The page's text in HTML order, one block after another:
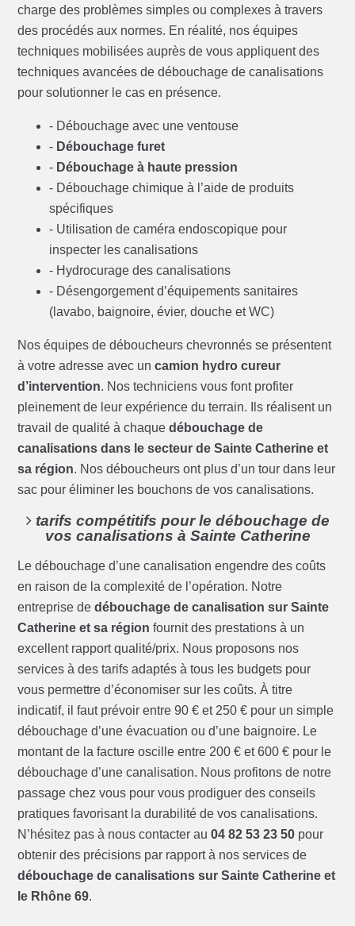
charge des problèmes simples ou complexes à travers
des procédés aux normes. En réalité, nos équipes
techniques mobilisées auprès de vous appliquent des
techniques avancées de débouchage de canalisations
pour solutionner le cas en présence.
- Débouchage avec une ventouse
- Débouchage furet
- Débouchage à haute pression
- Débouchage chimique à l’aide de produits
spécifiques
- Utilisation de caméra endoscopique pour
inspecter les canalisations
- Hydrocurage des canalisations
- Désengorgement d’équipements sanitaires
(lavabo, baignoire, évier, douche et WC)
Nos équipes de déboucheurs chevronnés se présentent
à votre adresse avec uncamion hydro cureur
d’intervention. Nos techniciens vous font profiter
pleinement de leur expérience du terrain. Ils réalisent un
travail de qualité à chaquedébouchage de
canalisations dans le secteur de Sainte Catherine et
sa région. Nos déboucheurs ont plus d’un tour dans leur
sac pour éliminer les bouchons de vos canalisations.
tarifs compétitifs pour le débouchage de
vos canalisations à Sainte Catherine
Le débouchage d’une canalisation engendre des coûts
en raison de la complexité de l’opération. Notre
entreprise dedébouchage de canalisation sur Sainte
Catherine et sa région fournit des prestations à un
excellent rapport qualité/prix. Nous proposons nos
services à des tarifs adaptés à tous les budgets pour
vous permettre d’économiser sur les coûts. À titre
indicatif, il faut prévoir entre 90 € et 250 € pour un simple
débouchage d’une évacuation ou d’une baignoire. Le
montant de la facture oscille entre 200 € et 600 € pour le
débouchage d’une canalisation. Nous profitons de notre
passage chez vous pour vous prodiguer des conseils
pratiques favorisant la durabilité de vos canalisations.
N’hésitez pas à nous contacter au04 82 53 23 50 pour
obtenir des précisions par rapport à nos services de
débouchage de canalisations sur Sainte Catherine et
le Rhône 69.